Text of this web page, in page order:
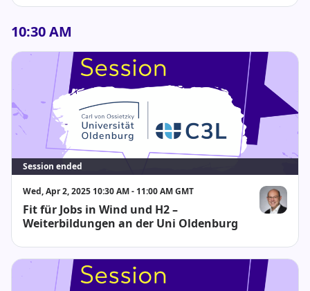
10:30 AM
Session ended
Wed, Apr 2, 2025 10:30 AM - 11:00 AM GMT
Fit für Jobs in Wind und H2 –
Weiterbildungen an der Uni Oldenburg
Moses Kärn